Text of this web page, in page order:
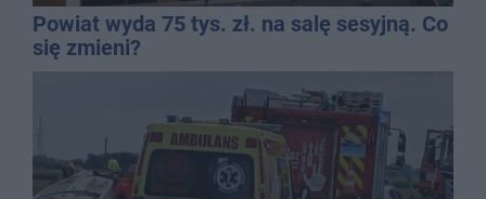
Powiat wyda 75 tys. zł. na salę sesyjną. Co
się zmieni?